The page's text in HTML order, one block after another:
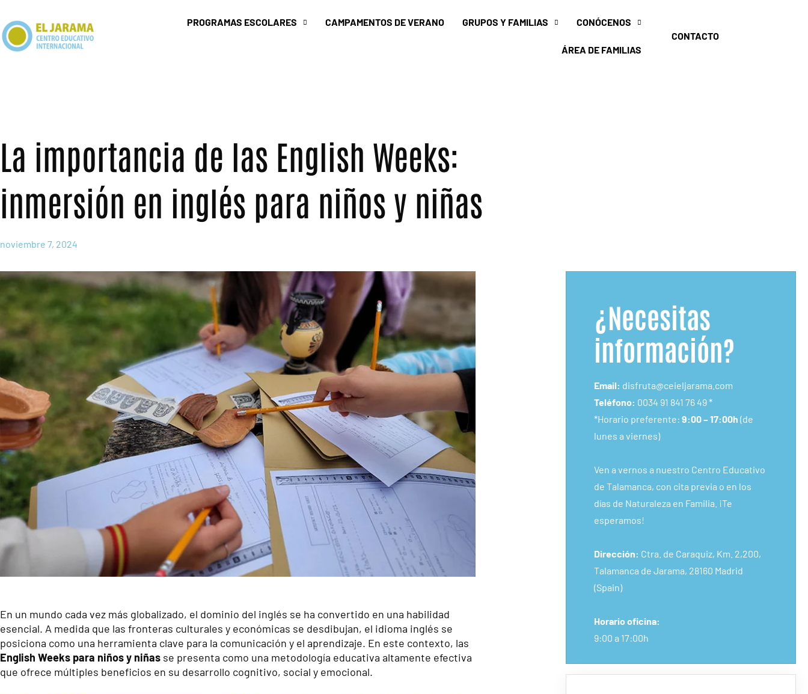
contenido
PROGRAMAS ESCOLARES CAMPAMENTOS DE VERANO GRUPOS Y FAMILIAS CONÓCENOS
ÁREA DE FAMILIAS
CONTACTO
91 841 76 49
La importancia de las English Weeks:
inmersión en inglés para niños y niñas
noviembre 7, 2024
En un mundo cada vez más globalizado, el dominio del inglés se ha convertido en una habilidad
esencial. A medida que las fronteras culturales y económicas se desdibujan, el idioma inglés se
posiciona como una herramienta clave para la comunicación y el aprendizaje. En este contexto, las
English Weeks para niños y niñas se presenta como una metodología educativa altamente efectiva
que ofrece múltiples beneficios en su desarrollo cognitivo, social y emocional.
¿Necesitas
información?
Email: disfruta@ceieljarama.com
Teléfono: 0034 91 841 76 49*
*Horario preferente: 9:00 – 17:00h (de
lunes a viernes)
Ven a vernos a nuestro Centro Educativo
de Talamanca, con cita previa o en los
días de Naturaleza en Familia. ¡Te
esperamos!
Dirección: Ctra. de Caraquiz, Km. 2,200,
Talamanca de Jarama, 28160 Madrid
(Spain)
Horario oficina:
9:00 a 17:00h